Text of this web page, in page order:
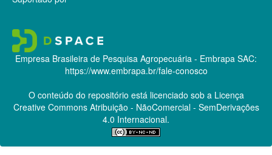
Empresa Brasileira de Pesquisa Agropecuária - Embrapa SAC:
https://www.embrapa.br/fale-conosco
O conteúdo do repositório está licenciado sob a Licença
Creative CommonsAtribuição - NãoComercial - SemDerivações
4.0 Internacional.